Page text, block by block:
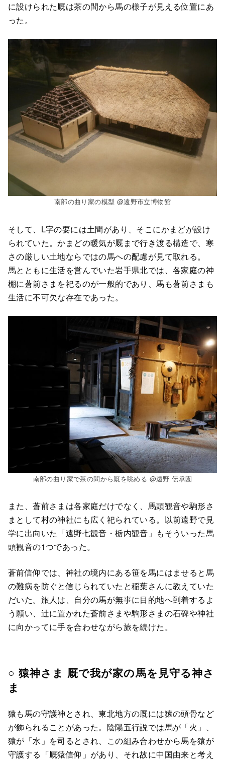
に設けられた厩は茶の間から馬の様子が見える位置にあ
った。
南部の曲り家の模型 @遠野市立博物館
そして、L字の要には土間があり、そこにかまどが設け
られていた。かまどの暖気が厩まで行き渡る構造で、寒
さの厳しい土地ならではの馬への配慮が見て取れる。
馬とともに生活を営んでいた岩手県北では、各家庭の神
棚に蒼前さまを祀るのが一般的であり、馬も蒼前さまも
生活に不可欠な存在であった。
南部の曲り家で茶の間から厩を眺める @遠野 伝承園
また、蒼前さまは各家庭だけでなく、馬頭観音や駒形さ
まとして村の神社にも広く祀られている。以前遠野で見
学に出向いた「遠野七観音・栃内観音」もそういった馬
頭観音の1つであった。
蒼前信仰では、神社の境内にある笹を馬にはませると馬
の難病を防ぐと信じられていたと稲葉さんに教えていた
だいた。旅人は、自分の馬が無事に目的地へ到着するよ
う願い、辻に置かれた蒼前さまや駒形さまの石碑や神社
に向かってに手を合わせながら旅を続けた。
○ 猿神さま 厩で我が家の馬を見守る神さ
ま
猿も馬の守護神とされ、東北地方の厩には猿の頭骨など
が飾られることがあった。陰陽五行説では馬が「火」、
猿が「水」を司るとされ、この組み合わせから馬を猿が
守護する「厩猿信仰」があり、それ故に中国由来と考え